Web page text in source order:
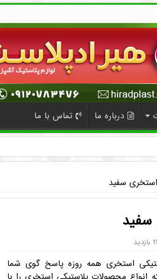
درباره ما تماس با ما
سفید
سفید
استخری همه روزه پاسخ گوی شما